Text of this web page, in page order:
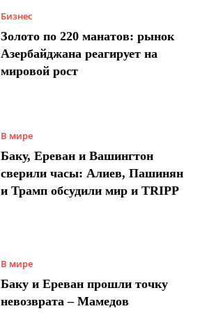
Бизнес
Золото по 220 манатов: рынок
Азербайджана реагирует на
мировой рост
В мире
Баку, Ереван и Вашингтон
сверили часы: Алиев, Пашинян
и Трамп обсудили мир и TRIPP
В мире
Баку и Ереван прошли точку
невозврата – Мамедов